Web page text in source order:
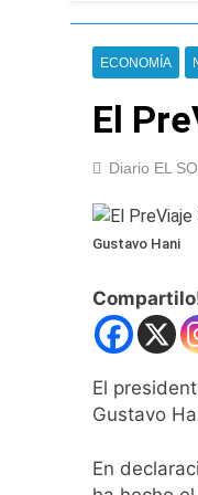
ECONOMÍA
El
Diario EL
Gustavo Hani
El
Gustavo
En